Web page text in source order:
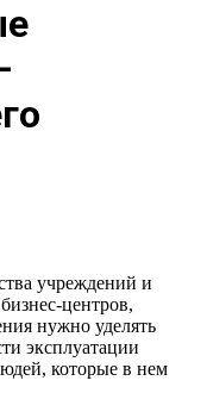
учреждений и
центров,
нужно уделять
эксплуатации
которые в нем